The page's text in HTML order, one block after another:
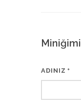
ADINIZ *